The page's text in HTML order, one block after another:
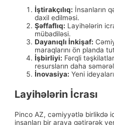
İştirakçılıq: İnsanların
daxil edilməsi.
Şəffaflıq: Layihələrin
mübadiləsi.
Dayanıqlı İnkişaf:
maraqlarını ön planda
İşbirliyi: Fərqli
resursların daha
İnovasiya: Yeni
Layihələrin İcrası
Pinco AZ, cəmiyyətlə birlikdə
insanları bir araya gətirərək